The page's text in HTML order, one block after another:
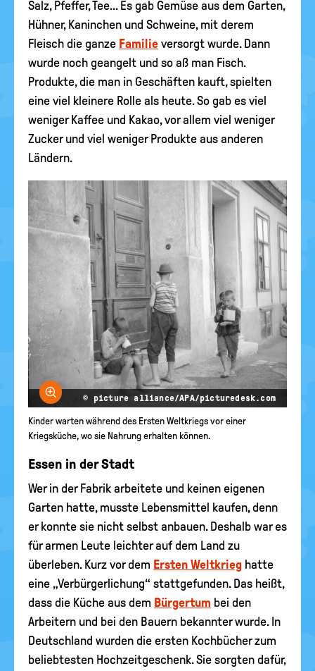
Salz, Pfeffer, Tee... Es gab Gemüse aus dem Garten,
Hühner, Kaninchen und Schweine, mit derem
Fleisch die ganze Familie versorgt wurde. Dann
wurde noch geangelt und so aß man Fisch.
Produkte, die man in Geschäften kauft, spielten
eine viel kleinere Rolle als heute. So gab es viel
weniger Kaffee und Kakao, vor allem viel weniger
Zucker und viel weniger Produkte aus anderen
Ländern.
Bild vergrößern
© picture alliance/APA/picturedesk.com
Kinder warten während des Ersten Weltkriegs vor einer
Kriegsküche, wo sie Nahrung erhalten können.
Essen in der Stadt
Wer in der Fabrik arbeitete und keinen eigenen
Garten hatte, musste Lebensmittel kaufen, denn
er konnte sie nicht selbst anbauen. Deshalb war es
für armen Leute leichter auf dem Land zu
überleben. Kurz vor dem Ersten Weltkrieg hatte
eine „Verbürgerlichung“ stattgefunden. Das heißt,
dass die Küche aus dem Bürgertum bei den
Arbeitern und bei den Bauern bekannter wurde. In
Deutschland wurden die ersten Kochbücher zum
beliebtesten Hochzeitgeschenk. Sie sorgten dafür,